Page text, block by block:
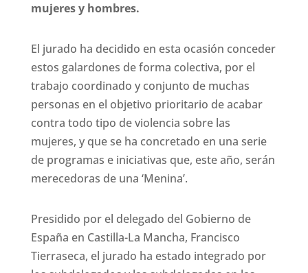
mujeres y hombres.
El jurado ha decidido en esta ocasión conceder
estos galardones de forma colectiva, por el
trabajo coordinado y conjunto de muchas
personas en el objetivo prioritario de acabar
contra todo tipo de violencia sobre las
mujeres, y que se ha concretado en una serie
de programas e iniciativas que, este año, serán
merecedoras de una ‘Menina’.
Presidido por el delegado del Gobierno de
España en Castilla-La Mancha, Francisco
Tierraseca, el jurado ha estado integrado por